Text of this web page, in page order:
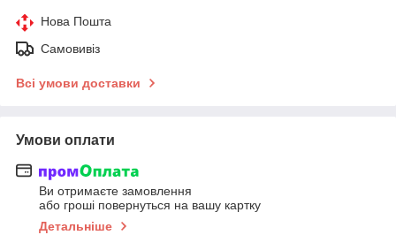
Нова Пошта
Самовивіз
Всі умови доставки
Умови оплати
Ви отримаєте замовлення
або гроші повернуться на вашу картку
Детальніше